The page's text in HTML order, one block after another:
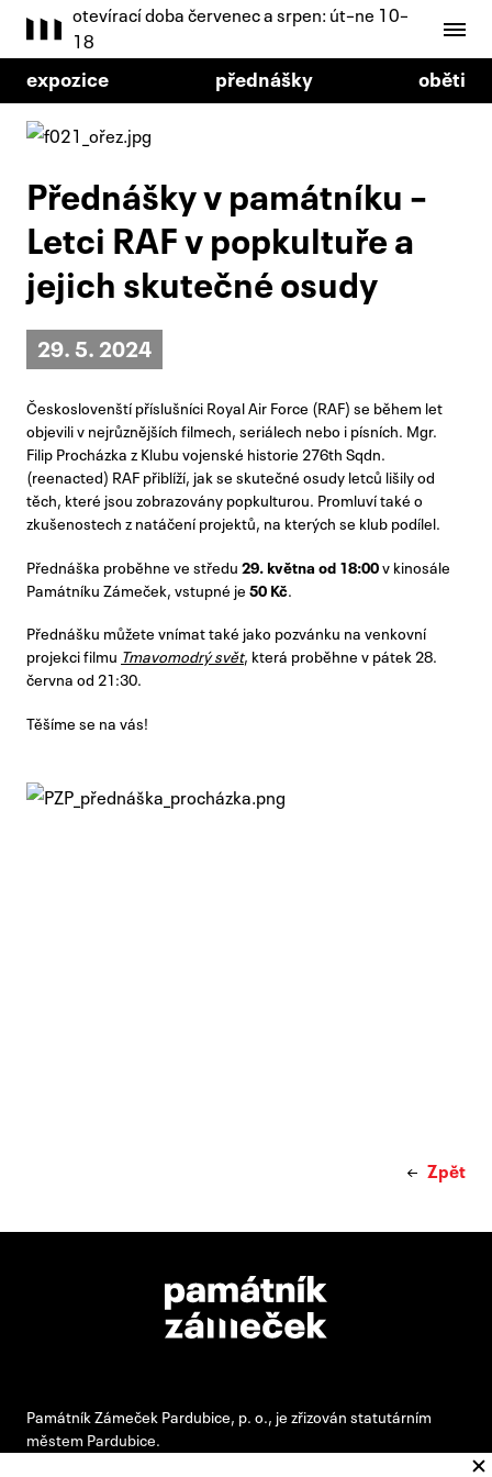
otevírací doba červenec a srpen: út–ne 10–
18
expozice přednášky oběti
Přednášky v památníku –
Letci RAF v popkultuře a
jejich skutečné osudy
29. 5. 2024
Českoslovenští příslušníci Royal Air Force (RAF) se během let
objevili v nejrůznějších filmech, seriálech nebo i písních. Mgr.
Filip Procházka z Klubu vojenské historie 276th Sqdn.
(reenacted) RAF přiblíží, jak se skutečné osudy letců lišily od
těch, které jsou zobrazovány popkulturou. Promluví také o
zkušenostech z natáčení projektů, na kterých se klub podílel.
Přednáška proběhne ve středu 29. května od 18:00v kinosále
Památníku Zámeček, vstupné je 50 Kč
Přednášku můžete vnímat také jako pozvánku na venkovní
projekci filmu Tmavomodrý svět, která proběhne v pátek 28.
června od 21:30.
Těšíme se na vás!
Zpět
Památník Zámeček Pardubice, p. o., je zřizován statutárním
městem Pardubice.